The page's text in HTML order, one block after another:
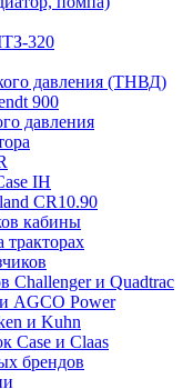
320
давления (ТНВД)
900
давления
IH
CR10.90
кабины
Challenger и Quadtrac
AGCO Power
и Kuhn
Case и Claas
брендов